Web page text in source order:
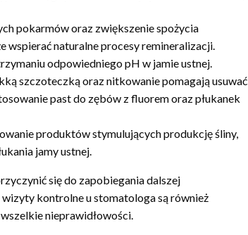
pokarmów oraz zwiększenie spożycia
wspierać naturalne procesy remineralizacji.
odpowiedniego pH w jamie ustnej.
szczoteczką oraz nitkowanie pomagają usuwać
past do zębów z fluorem oraz płukanek
produktów stymulujących produkcję śliny,
jamy ustnej.
się do zapobiegania dalszej
kontrolne u stomatologa są również
nieprawidłowości.